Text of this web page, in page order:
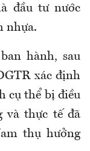
đầu tư nước
nhựa.
hành, sau
xác định
cụ thể bị điều
và thực tế đã
thụ hưởng